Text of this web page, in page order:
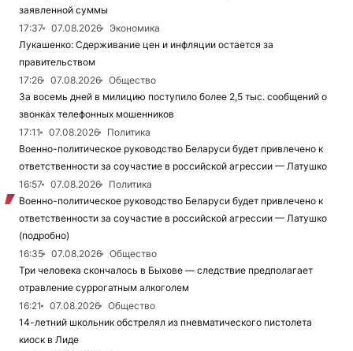
заявленной суммы
17:37
07.08.2026
Экономика
Лукашенко: Сдерживание цен и инфляции остается за
правительством
17:26
07.08.2026
Общество
За восемь дней в милицию поступило более 2,5 тыс. сообщений о
звонках телефонных мошенников
17:11
07.08.2026
Политика
Военно-политическое руководство Беларуси будет привлечено к
ответственности за соучастие в российской агрессии — Латушко
16:57
07.08.2026
Политика
Военно-политическое руководство Беларуси будет привлечено к
ответственности за соучастие в российской агрессии — Латушко
(подробно)
16:35
07.08.2026
Общество
Три человека скончалось в Быхове — следствие предполагает
отравление суррогатным алкоголем
16:21
07.08.2026
Общество
14-летний школьник обстрелял из пневматического пистолета
киоск в Лиде